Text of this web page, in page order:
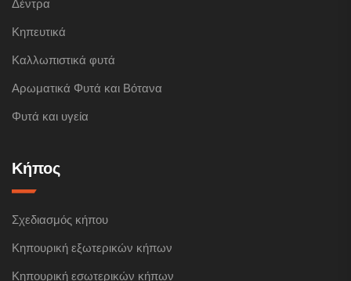
Δέντρα
Κηπευτικά
Καλλωπιστικά φυτά
Αρωματικά Φυτά και Βότανα
Φυτά και υγεία
Κήπος
Σχεδιασμός κήπου
Κηπουρική εξωτερικών κήπων
Κηπουρική εσωτερικών κήπων